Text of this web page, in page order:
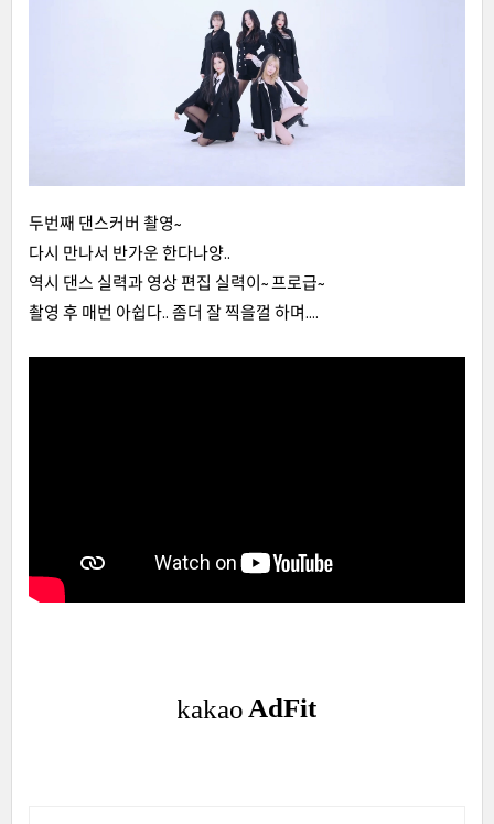
두번째 댄스커버 촬영~
다시 만나서 반가운 한다나양..
역시 댄스 실력과 영상 편집 실력이~ 프로급~
촬영 후 매번 아쉽다.. 좀더 잘 찍을껄 하며....